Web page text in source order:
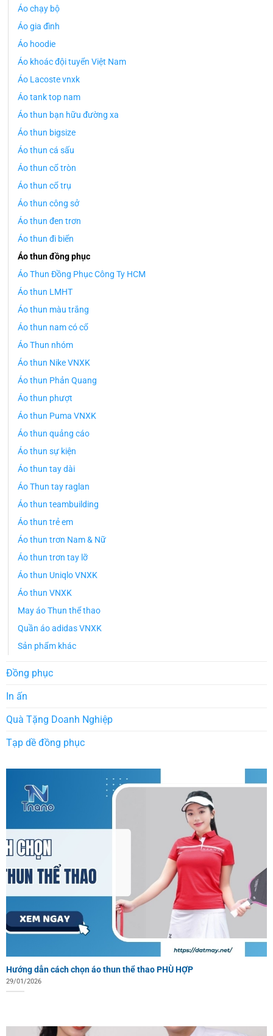
Áo chạy bộ
Áo gia đình
Áo hoodie
Áo khoác đội tuyển Việt Nam
Áo Lacoste vnxk
Áo tank top nam
Áo thun bạn hữu đường xa
Áo thun bigsize
Áo thun cá sấu
Áo thun cổ tròn
Áo thun cổ trụ
Áo thun công sở
Áo thun đen trơn
Áo thun đi biển
Áo thun đồng phục
Áo Thun Đồng Phục Công Ty HCM
Áo thun LMHT
Áo thun màu trắng
Áo thun nam có cổ
Áo Thun nhóm
Áo thun Nike VNXK
Áo thun Phản Quang
Áo thun phượt
Áo thun Puma VNXK
Áo thun quảng cáo
Áo thun sự kiện
Áo thun tay dài
Áo Thun tay raglan
Áo thun teambuilding
Áo thun trẻ em
Áo thun trơn Nam & Nữ
Áo thun trơn tay lỡ
Áo thun Uniqlo VNXK
Áo thun VNXK
May áo Thun thể thao
Quần áo adidas VNXK
Sản phẩm khác
Đồng phục
In ấn
Quà Tặng Doanh Nghiệp
Tạp dề đồng phục
Hướng dẫn cách chọn áo thun thể thao PHÙ HỢP
29/01/2026